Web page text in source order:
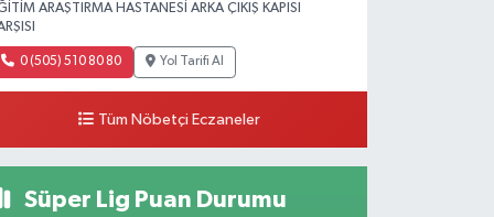
ARAŞTIRMA HASTANESİ ARKA ÇIKIŞ KAPISI
0 (505) 510 80 80 Yol Tarifi Al
Tüm Nöbetçi Eczaneler
Süper Lig Puan Durumu